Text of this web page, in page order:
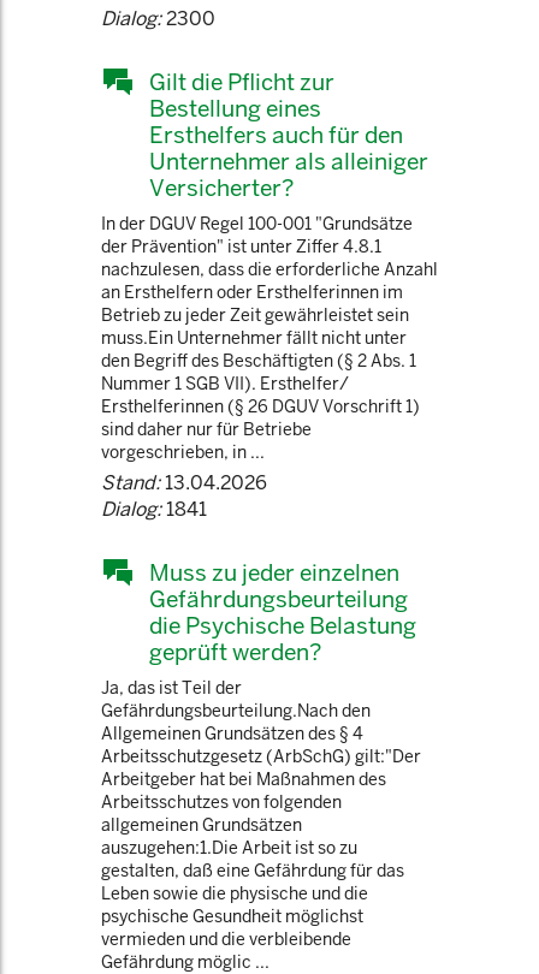
Dialog:2300
Gilt die Pflicht zur
Bestellung eines
Ersthelfers auch für den
Unternehmer als alleiniger
Versicherter?
In der DGUV Regel 100-001 "Grundsätze
der Prävention" ist unter Ziffer 4.8.1
nachzulesen, dass die erforderliche Anzahl
an Ersthelfern oder Ersthelferinnen im
Betrieb zu jeder Zeit gewährleistet sein
muss.Ein Unternehmer fällt nicht unter
den Begriff des Beschäftigten (§ 2 Abs. 1
Nummer 1 SGB VII). Ersthelfer/
Ersthelferinnen (§ 26 DGUV Vorschrift 1)
sind daher nur für Betriebe
vorgeschrieben, in ...
Stand:13.04.2026
Dialog:1841
Muss zu jeder einzelnen
Gefährdungsbeurteilung
die Psychische Belastung
geprüft werden?
Ja, das ist Teil der
Gefährdungsbeurteilung.Nach den
Allgemeinen Grundsätzen des § 4
Arbeitsschutzgesetz (ArbSchG) gilt:"Der
Arbeitgeber hat bei Maßnahmen des
Arbeitsschutzes von folgenden
allgemeinen Grundsätzen
auszugehen:1.Die Arbeit ist so zu
gestalten, daß eine Gefährdung für das
Leben sowie die physische und die
psychische Gesundheit möglichst
vermieden und die verbleibende
Gefährdung möglic ...